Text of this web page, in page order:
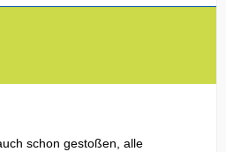
schon gestoßen, alle